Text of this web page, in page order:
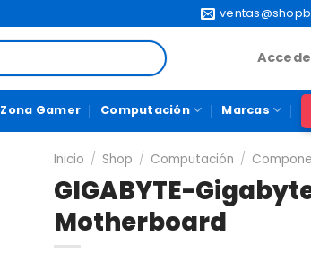
Zona Gamer Computación Marcas
Inicio / Shop / Computación /
GIGABYTE-Gigabyte
Motherboard